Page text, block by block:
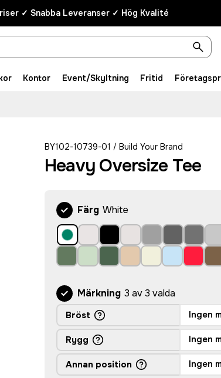
✓ Snabba Leveranser ✓ Hög Kvalité
Kontor Event/Skyltning Fritid
BY102-10739-01 / Build Your Brand
Heavy Oversize Tee
Färg White
Märkning 3 av 3 valda
Bröst Ingen
Rygg Ingen
Annan position Ingen